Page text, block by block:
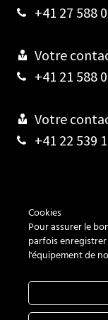
Contact
Cookies
Vie privée
+41 27 588
Votre
+41 21 588
Votre
+41 22 539
Cookies
Pour assurer le
parfois
l'équipement de